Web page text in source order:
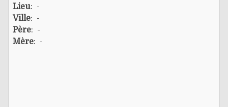
Lieu: -
Ville: -
Père: -
Mère: -